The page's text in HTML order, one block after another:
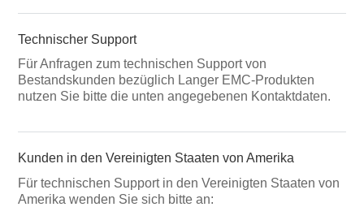
Technischer Support
Für Anfragen zum technischen Support von
Bestandskunden bezüglich Langer EMC-Produkten
nutzen Sie bitte die unten angegebenen Kontaktdaten.
Kunden in den Vereinigten Staaten von Amerika
Für technischen Support in den Vereinigten Staaten von
Amerika wenden Sie sich bitte an: